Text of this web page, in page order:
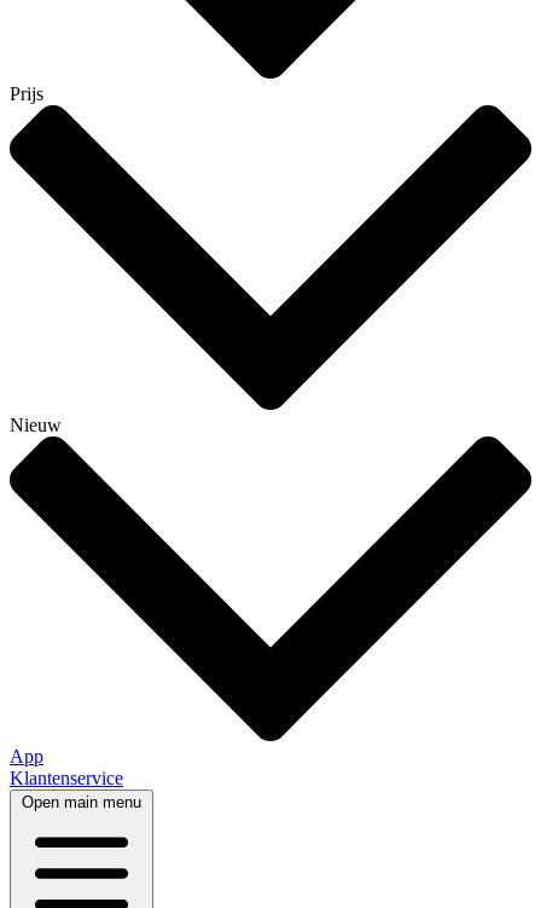
Prijs
Nieuw
App
Klantenservice
Open main menu